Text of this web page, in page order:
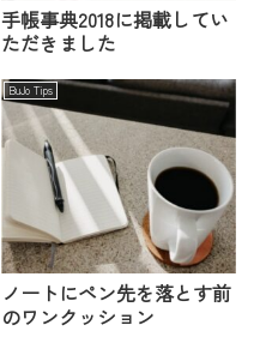
手帳事典2018に掲載してい
ただきました
BuJo Tips
ノートにペン先を落とす前
のワンクッション